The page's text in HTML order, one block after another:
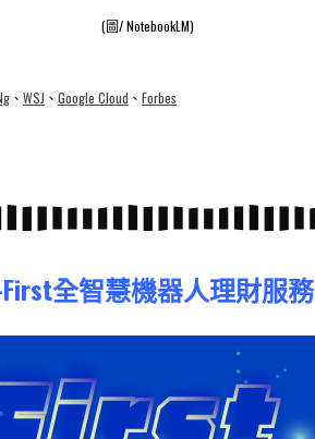
(圖/ NotebookLM)
、 WSJ 、 Google Cloud 、 Forbes
全智慧機器人理財服務